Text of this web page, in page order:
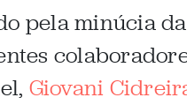
pela minúcia
Giovani